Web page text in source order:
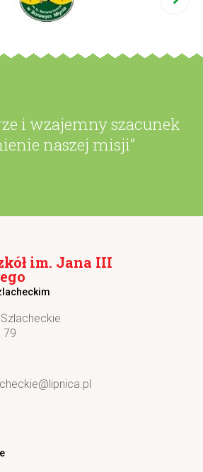
i wzajemny szacunek
naszej misji”
im. Jana III
79